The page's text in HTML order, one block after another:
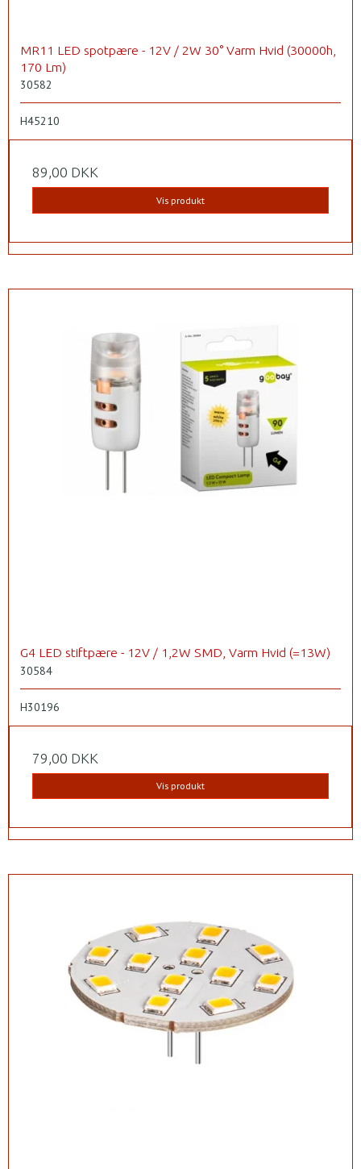
MR11 LED spotpære - 12V / 2W 30° Varm Hvid (30000h,
170 Lm)
30582
H45210
89,00 DKK
Vis produkt
G4 LED stiftpære - 12V / 1,2W SMD, Varm Hvid (=13W)
30584
H30196
79,00 DKK
Vis produkt